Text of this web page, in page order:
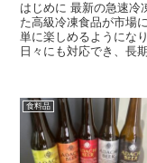
はじめに 最新の急速冷
た高級冷凍食品が市場
単に楽しめるようにな
日々にも対応でき、長
食料品